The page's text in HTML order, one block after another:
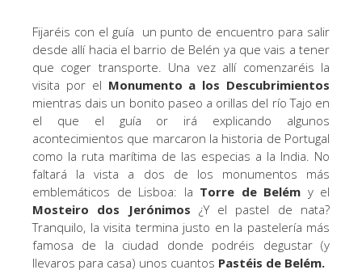
Fijaréis con el guía un punto de encuentro para salir
desde allí hacia el barrio de Belén ya que vais a tener
que coger transporte. Una vez allí comenzaréis la
visita por el Monumento a los Descubrimientos
mientras dais un bonito paseo a orillas del río Tajo en
el que el guía or irá explicando algunos
acontecimientos que marcaron la historia de Portugal
como la ruta marítima de las especias a la India. No
faltará la vista a dos de los monumentos más
emblemáticos de Lisboa: la Torre de Belém y el
Mosteiro dos Jerónimos ¿Y el pastel de nata?
Tranquilo, la visita termina justo en la pastelería más
famosa de la ciudad donde podréis degustar (y
llevaros para casa) unos cuantos Pastéis de Belém.